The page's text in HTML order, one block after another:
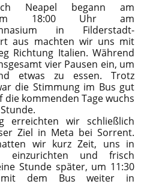
Neapel begann am
um 18:00 Uhr am
in Filderstadt-
aus machten wir uns mit
Richtung Italien. Während
vier Pausen ein, um
etwas zu essen. Trotz
die Stimmung im Bus gut
kommenden Tage wuchs
erreichten wir schließlich
Ziel in Meta bei Sorrent.
wir kurz Zeit, uns in
einzurichten und frisch
Stunde später, um 11:30
dem Bus weiter in